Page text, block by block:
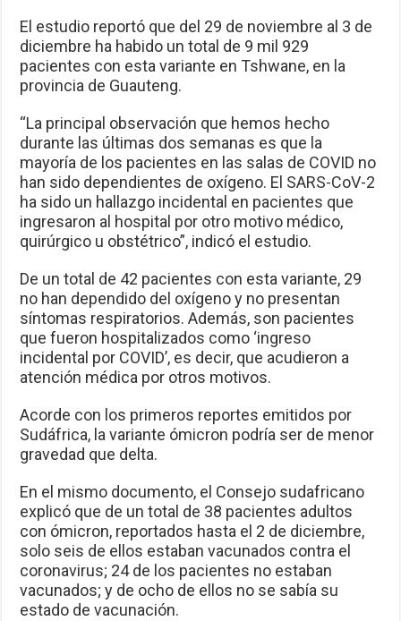
El estudio reportó que del 29 de noviembre al 3 de
diciembre ha habido un total de 9 mil 929
pacientes con esta variante en Tshwane, en la
provincia de Guauteng.
“La principal observación que hemos hecho
durante las últimas dos semanas es que la
mayoría de los pacientes en las salas de COVID no
han sido dependientes de oxígeno. El SARS-CoV-2
ha sido un hallazgo incidental en pacientes que
ingresaron al hospital por otro motivo médico,
quirúrgico u obstétrico”, indicó el estudio.
De un total de 42 pacientes con esta variante, 29
no han dependido del oxígeno y no presentan
síntomas respiratorios. Además, son pacientes
que fueron hospitalizados como ‘ingreso
incidental por COVID’, es decir, que acudieron a
atención médica por otros motivos.
Acorde con los primeros reportes emitidos por
Sudáfrica, la variante ómicron podría ser de menor
gravedad que delta.
En el mismo documento, el Consejo sudafricano
explicó que de un total de 38 pacientes adultos
con ómicron, reportados hasta el 2 de diciembre,
solo seis de ellos estaban vacunados contra el
coronavirus; 24 de los pacientes no estaban
vacunados; y de ocho de ellos no se sabía su
estado de vacunación.